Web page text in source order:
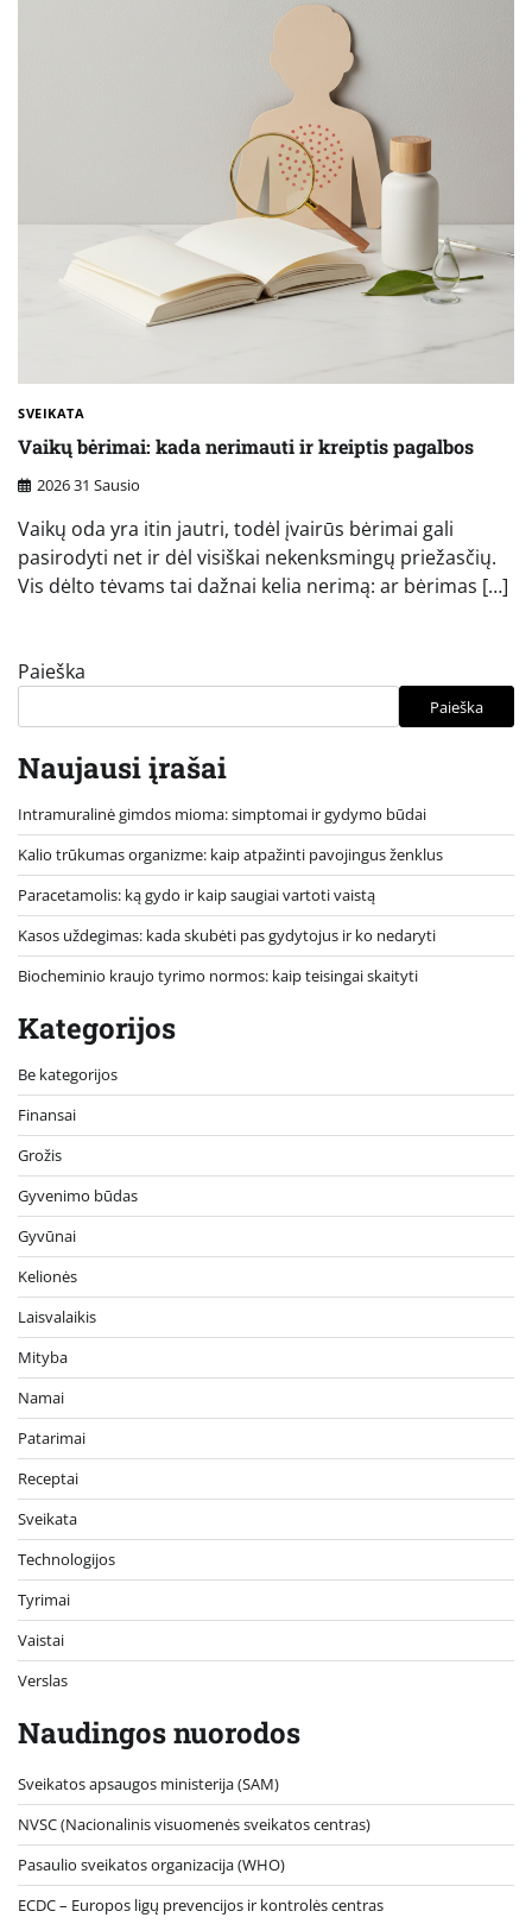
SVEIKATA
Vaikų bėrimai: kada nerimauti ir kreiptis pagalbos
2026 31 Sausio
Vaikų oda yra itin jautri, todėl įvairūs bėrimai gali
pasirodyti net ir dėl visiškai nekenksmingų priežasčių.
Vis dėlto tėvams tai dažnai kelia nerimą: ar bėrimas […]
Paieška
Paieška
Naujausi įrašai
Intramuralinė gimdos mioma: simptomai ir gydymo būdai
Kalio trūkumas organizme: kaip atpažinti pavojingus ženklus
Paracetamolis: ką gydo ir kaip saugiai vartoti vaistą
Kasos uždegimas: kada skubėti pas gydytojus ir ko nedaryti
Biocheminio kraujo tyrimo normos: kaip teisingai skaityti
Kategorijos
Be kategorijos
Finansai
Grožis
Gyvenimo būdas
Gyvūnai
Kelionės
Laisvalaikis
Mityba
Namai
Patarimai
Receptai
Sveikata
Technologijos
Tyrimai
Vaistai
Verslas
Naudingos nuorodos
Sveikatos apsaugos ministerija (SAM)
NVSC (Nacionalinis visuomenės sveikatos centras)
Pasaulio sveikatos organizacija (WHO)
ECDC – Europos ligų prevencijos ir kontrolės centras